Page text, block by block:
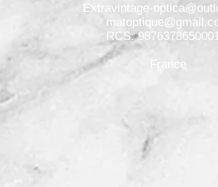
Extravintage-
RCS:
France